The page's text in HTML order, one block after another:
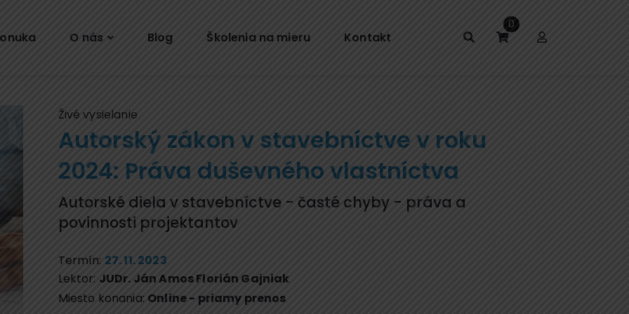
O nás Blog Školenia na mieru Kontakt
0
Živé vysielanie
Autorský zákon v stavebníctve v roku
2024: Práva duševného vlastníctva
Autorské diela v stavebníctve - časté chyby - práva a
povinnosti projektantov
Termín: 27. 11. 2023
Lektor: JUDr. Ján Amos Florián Gajniak
Miesto konania: Online - priamy prenos